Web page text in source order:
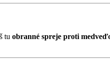
tu obranné spreje proti